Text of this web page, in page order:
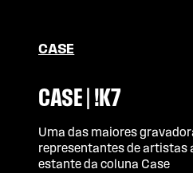
CASE
CASE | !K7
Uma das maiores
representantes de artistas
estante da coluna Case